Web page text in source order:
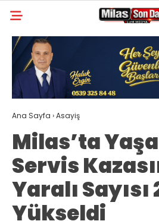
GALERİ
MILAS
MUĞLA’DAN
ASAYIŞ
GÜNDEM
EKONOMI
SPOR
Ana Sayfa ›Asayiş
Milas’ta
Servis
Yaralı Sayısı
Yükseldi